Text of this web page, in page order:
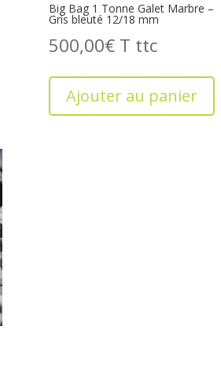
Big Bag 1 Tonne Galet Marbre –
Gris bleuté 12/18 mm
500,00€ T
Ajouter au panier